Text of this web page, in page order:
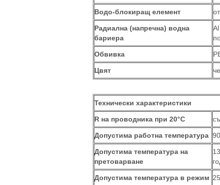
Водо-блокиращ елемент
Радиална (напречна) водна
бариера
Обвивка
Цвят
Технически характеристики
R на проводника при 20°C
Допустима работна температура
Допустима температура на
претоварване
Допустима температура в режим